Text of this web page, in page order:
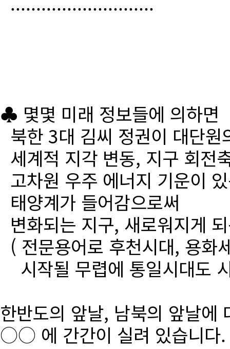
♣ 몇몇 미래 정보들에 의하면
북한 3대 김씨 정권이 대단
세계적 지각 변동, 지구 회전
고차원 우주 에너지 기운이
태양계가 들어감으로써
변화되는 지구, 새로워지게
( 전문용어로 후천시대, 용화
시작될 무렵에 통일시대도
한반도의 앞날, 남북의 앞날에
○○ 에 간간이 실려 있습니다.